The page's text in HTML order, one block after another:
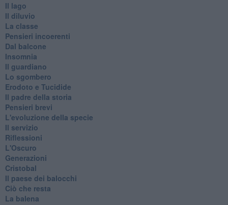
Il lago
Il diluvio
La classe
Pensieri incoerenti
Dal balcone
Insomnia
Il guardiano
Lo sgombero
Erodoto e Tucidide
Il padre della storia
Pensieri brevi
L'evoluzione della specie
Il servizio
Riflessioni
L'Oscuro
Generazioni
Cristobal
Il paese dei balocchi
Ciò che resta
La balena